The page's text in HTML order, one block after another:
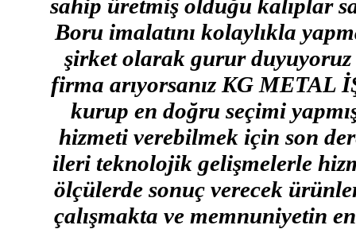
sahip üretmiş olduğu kalıplar
Boru imalatını kolaylıkla
şirket olarak gurur
firma arıyorsanız KG METAL
kurup en doğru seçimi
hizmeti verebilmek için son
ileri teknolojik gelişmelerle
ölçülerde sonuç verecek
çalışmakta ve memnuniyetin